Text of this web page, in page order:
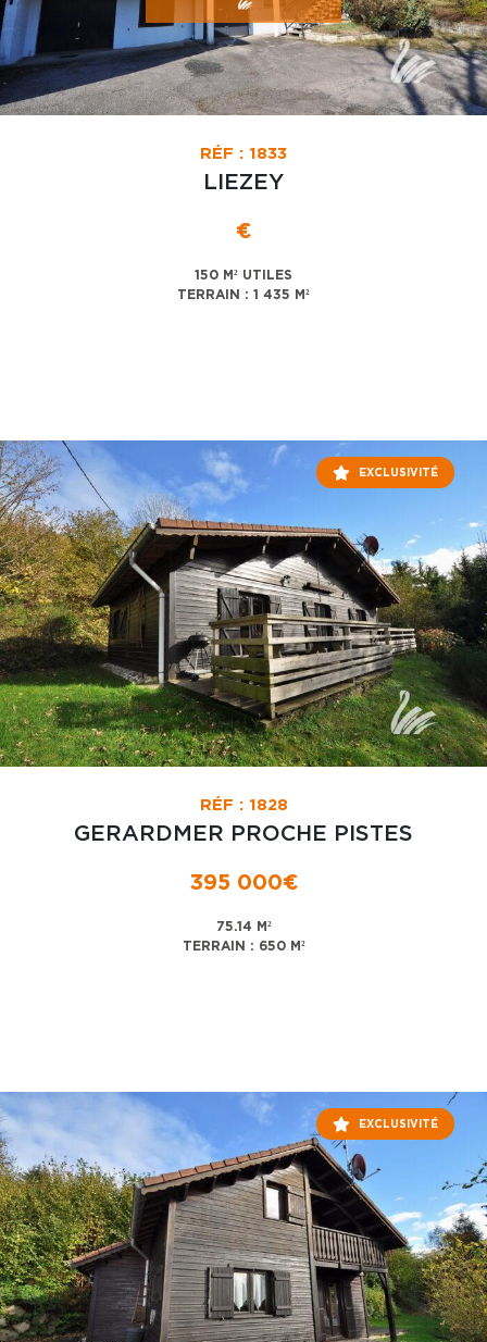
RÉF : 1833
LIEZEY
€
150 M² UTILES
TERRAIN : 1 435 M²
EXCLUSIVITÉ
RÉF : 1828
GERARDMER PROCHE PISTES
395 000€
75.14 M²
TERRAIN : 650 M²
EXCLUSIVITÉ